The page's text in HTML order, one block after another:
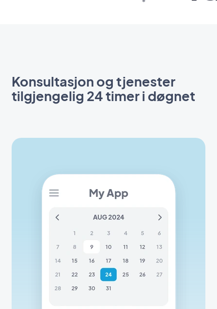
Konsultasjon og tjenester
tilgjengelig 24 timer i døgnet